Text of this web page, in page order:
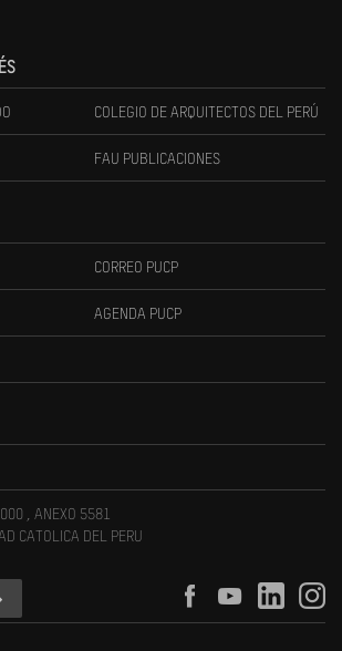
COLEGIO DE ARQUITECTOS DEL PERÚ
FAU PUBLICACIONES
CORREO PUCP
AGENDA PUCP
, ANEXO 5581
CATOLICA DEL PERU